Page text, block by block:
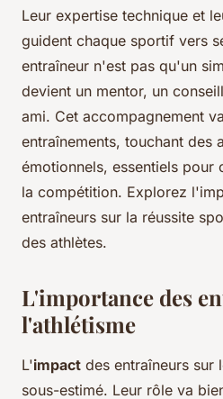
Leur expertise technique et
guident chaque sportif vers
entraîneur n'est pas qu'un
devient un mentor, un
ami. Cet accompagnement
entraînements, touchant des
émotionnels, essentiels pour
la compétition. Explorez
entraîneurs sur la réussite
des athlètes.
L'importance des
l'athlétisme
L'impact des entraîneurs sur
sous-estimé. Leur rôle va